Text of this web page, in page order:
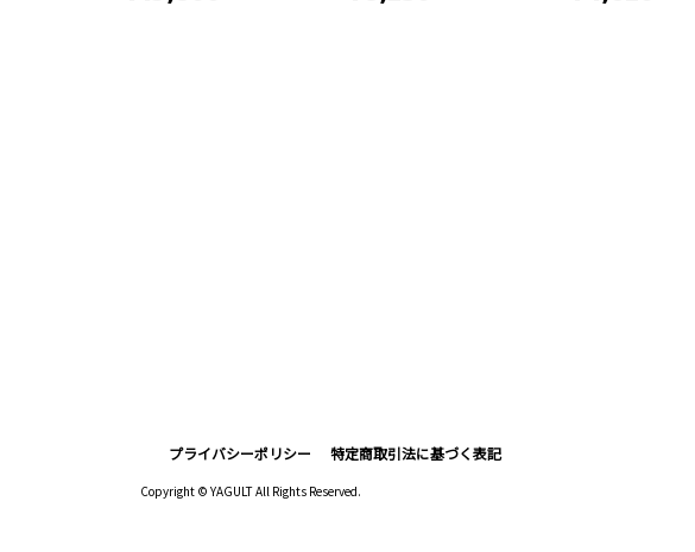
プライバシーポリシー 特定商取引法に基づく表記
Copyright © YAGULT All Rights Reserved.